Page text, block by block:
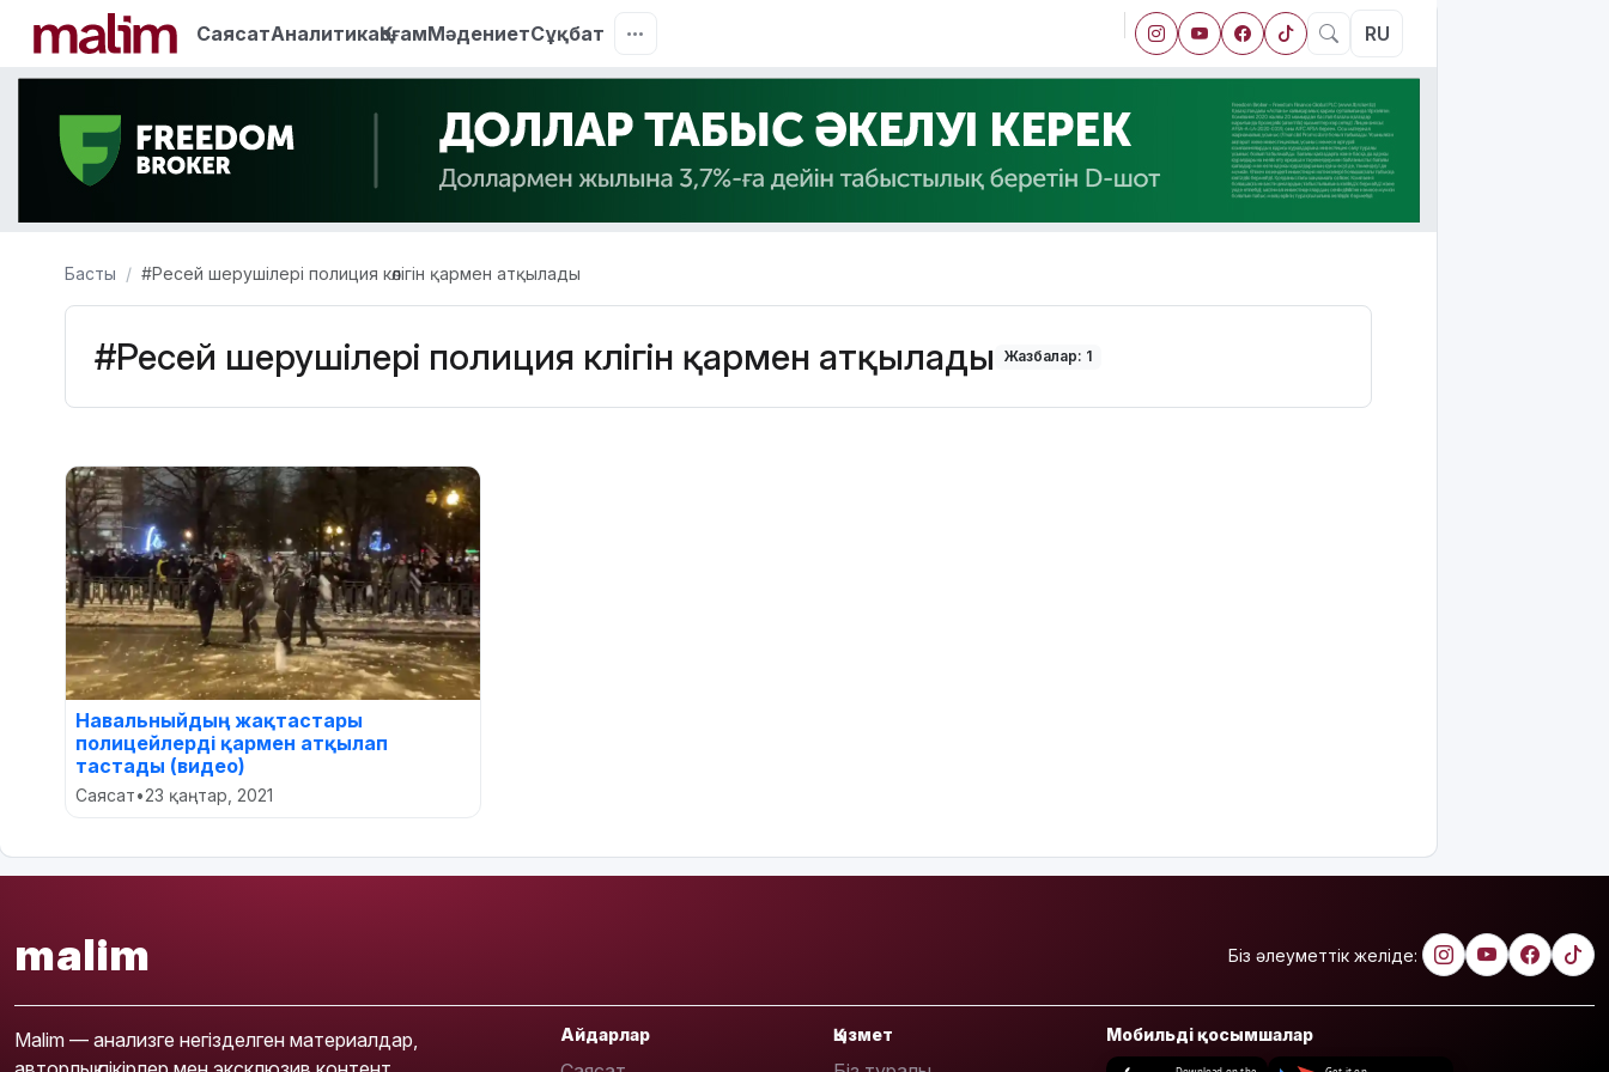
СаясатАналитикаҚоғамМәдениетСұқбат RU
Басты #Ресей шерушілері полиция көлігін қармен атқылады
#Ресей шерушілері полиция көлігін қармен атқылады Жазбалар: 1
Навальныйдың жақтастары
полицейлерді қармен атқылап
тастады (видео)
Саясат•23 қаңтар, 2021
malim Біз әлеуметтік желіде:
Malim — анализге негізделген материалдар,
Айдарлар Қызмет Мобильді қосымшалар